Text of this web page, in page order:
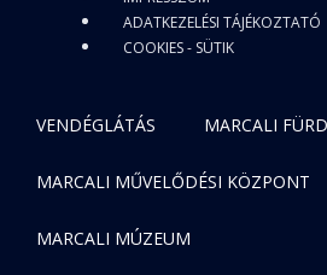
ADATKEZELÉSI TÁJÉKOZTATÓ
COOKIES - SÜTIK
VENDÉGLÁTÁS MARCALI
MARCALI MŰVELŐDÉSI KÖZPONT
MARCALI MÚZEUM